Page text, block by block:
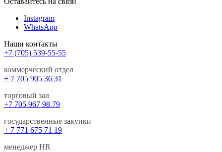
Instagram
WhatsApp
Наши контакты
+7 (705) 539-55-55
коммерческий отдел
+ 7 705 905 36 31
торговый зал
+7 705 967 98 79
государственные закупки
+ 7 771 675 71 19
менеджер HR